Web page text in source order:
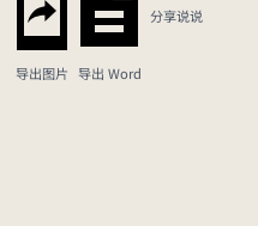
导出图片 导出 Word
分享说说